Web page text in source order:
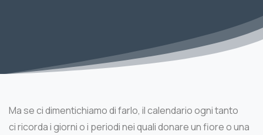
Ma se ci dimentichiamo di farlo, il calendario ogni tanto
ci ricorda i giorni o i periodi nei quali donare un fiore o una